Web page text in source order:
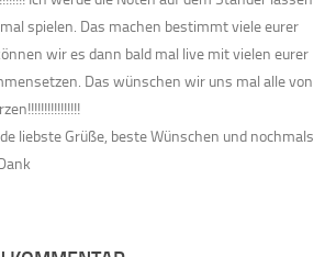
spielen. Das machen bestimmt viele eurer
wir es dann bald mal live mit vielen eurer
Das wünschen wir uns mal alle von
liebste Grüße, beste Wünschen und nochmals